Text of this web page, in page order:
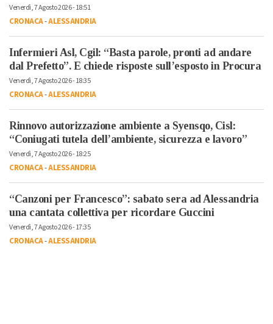
Venerdì, 7 Agosto 2026 - 18:51
CRONACA-ALESSANDRIA
Infermieri Asl, Cgil: “Basta parole, pronti ad andare
dal Prefetto”. E chiede risposte sull’esposto in Procura
Venerdì, 7 Agosto 2026 - 18:35
CRONACA-ALESSANDRIA
Rinnovo autorizzazione ambiente a Syensqo, Cisl:
“Coniugati tutela dell’ambiente, sicurezza e lavoro”
Venerdì, 7 Agosto 2026 - 18:25
CRONACA-ALESSANDRIA
“Canzoni per Francesco”: sabato sera ad Alessandria
una cantata collettiva per ricordare Guccini
Venerdì, 7 Agosto 2026 - 17:35
CRONACA-ALESSANDRIA